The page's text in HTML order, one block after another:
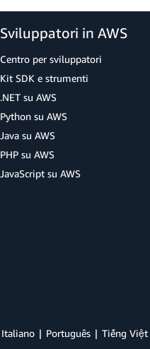
Sviluppatori in AWS
Centro per sviluppatori
Kit SDK e strumenti
.NET su AWS
Python su AWS
Java su AWS
PHP su AWS
JavaScript su AWS
Italiano Português Tiếng Việt